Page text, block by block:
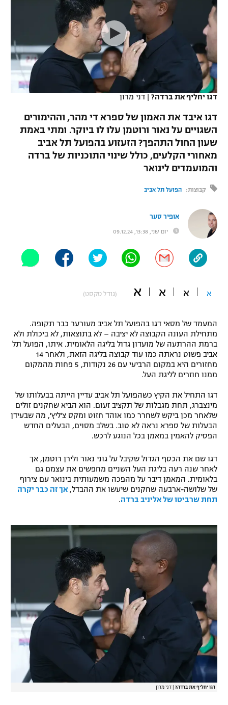
VOD
רץ ברשת
תוצאות
לוח שידורים
ברחבה
"מעל הליגה" – פודקאסט
תקנון עבור פעילות אלקטרה
תקנון עבור פעילות ספורט 1 – "מרלן"
גיימינג E-Sports
מדיניות פרטיות
רשיון להקרנה פומבית לבית עסק
הצטרפות לחבילת הערוצים
המגזין
נבחרת ישראל
מכבי חיפה
בית"ר ירושלים
מכבי תל אביב
הפועל חיפה
הפועל באר שבע
מכבי נתניה
בני יהודה
ליגה ספרדית
ליגה איטלקית
ליגה צרפתית
ליגה הולנדית
ליגה טורקית
ליגה סינית
ליגה ברזילאית
ליגות נוספות
כדורסל נשים
מכבי תל אביב
הפועל חולון
הפועל ירושלים
יורוליג
יורוקאפ
טניס
כדוריד
כדורעף
ג'ודו
אגרוף
היאבקות WWE
אופניים
כדורמים
פוטבול אמריקאי NFL
בייסבול MLB
ספורט אתגרי ואקסטרים
אומנויות לחימה
גיימינג E-Sports
דגו יחליף את ברדה? | דני מרון
דגו איבד את האמון של ספרא די מהר, וההימורים
השגויים על נאור ורוטמן עלו לו ביוקר. ומתי באמת
שעון החול התהפך? הזעזוע בהפועל תל אביב
מאחורי הקלעים, כולל שינוי התוכניות של ברדה
והמועמדים לינואר
קבוצות: הפועל תל אביב
אופיר סער
יום שני, 13:38, 09.12.24
א א א א (גודל טקסט)
המעמד של מסאי דגו בהפועל תל אביב מעורער כבר תקופה.
מתחילת העונה הקבוצה לא יציבה – לא בתוצאות, לא ביכולת ולא
ברמת ההרתעה של מועדון גדול בליגה הלאומית. איתו, הפועל תל
אביב פשוט נראתה כמו עוד קבוצה בליגה הזאת, ולאחר 14
מחזורים היא במקום הרביעי עם 26 נקודות, 5 פחות מהמקום
ממנו חוזרים לליגת העל.
דגו התחיל את הקיץ כשהפועל תל אביב עדיין הייתה בבעלותו של
מינצברג, תחת מגבלות של תקציב זעום. הוא הביא שחקנים זולים
שלאחר מכן ביקש לשחרר כמו אוהד חזוט ומקס צ'ליץ', מה שבעידן
הבעלות של ספרא נראה לא טוב. בשלב מסוים, הבעלים החדש
הפסיק להאמין במאמן בכל הנוגע לרכש.
דגו שם את הכסף הגדול שקיבל על גוני נאור ולירן רוטמן, אך
לאחר שנה רעה בליגת העל השניים מחפשים את עצמם גם
בלאומית. המאמן דיבר על מהפכה משמעותית בינואר עם צירוף
של שלושה-ארבעה שחקנים שיעשו את ההבדל, אך זה כבר יקרה
תחת שרביטו של אליניב ברדה.
דגו יחליף את ברדה? דני מרון